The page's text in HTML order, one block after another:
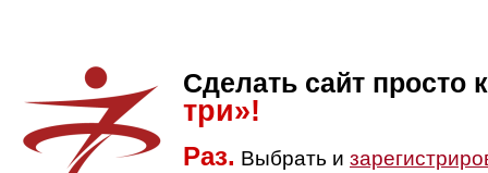
Сделать сайт просто
три»!
Раз. Выбрать и